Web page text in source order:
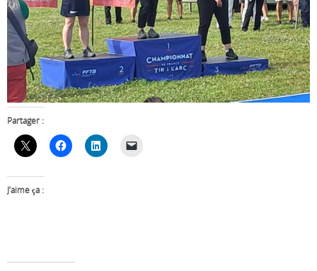
Partager :
J’aime ça :